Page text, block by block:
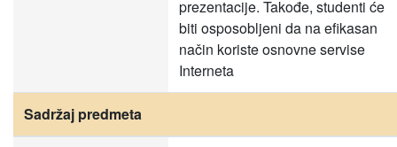
prezentacije. Takođe, studenti će
biti osposobljeni da na efikasan
način koriste osnovne servise
Interneta
Sadržaj predmeta